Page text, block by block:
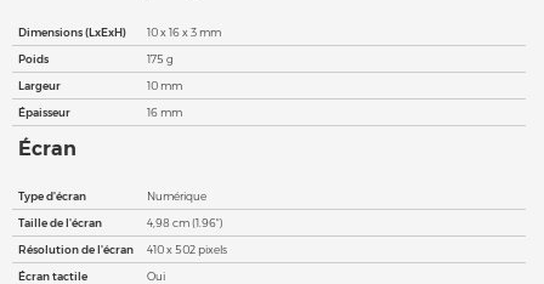
Dimensions (LxExH)
10 x 16 x 3 mm
Poids
175 g
Largeur
10 mm
Épaisseur
16 mm
Écran
Type d'écran
Numérique
Taille de l'écran
4,98 cm (1.96")
Résolution de l'écran
410 x 502 pixels
Écran tactile
Oui